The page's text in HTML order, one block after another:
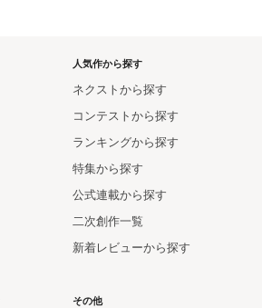
人気作から探す
ネクストから探す
コンテストから探す
ランキングから探す
特集から探す
公式連載から探す
二次創作一覧
新着レビューから探す
その他